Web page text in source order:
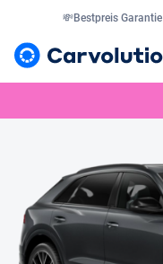
💸Bestpreis Garantie